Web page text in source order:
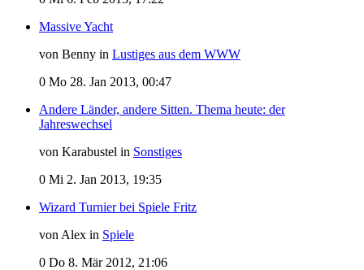
Massive Yacht
von Benny in Lustiges aus dem WWW
0 Mo 28. Jan 2013, 00:47
Andere Länder, andere Sitten. Thema heute: der
Jahreswechsel
von Karabustel in Sonstiges
0 Mi 2. Jan 2013, 19:35
Wizard Turnier bei Spiele Fritz
von Alex in Spiele
0 Do 8. Mär 2012, 21:06